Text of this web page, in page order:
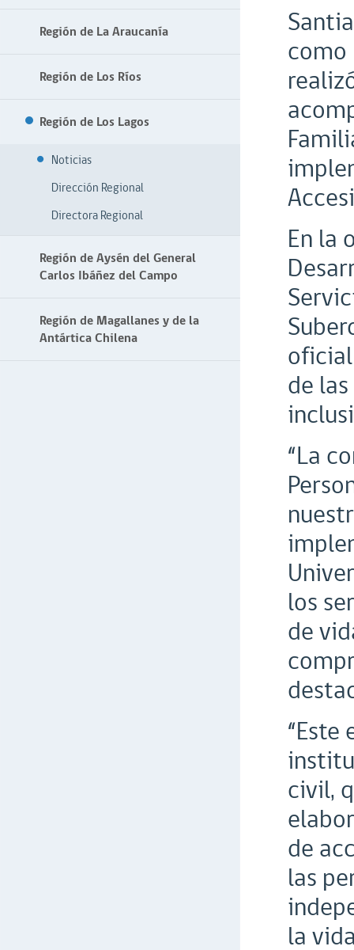
Región de La Araucanía
Región de Los Ríos
Región de Los Lagos
Noticias
Dirección Regional
Directora Regional
Región de Aysén del General
Carlos Ibáñez del Campo
Región de Magallanes y de la
Antártica Chilena
como
En la
de
“La
los
de
civil,
de
las
la